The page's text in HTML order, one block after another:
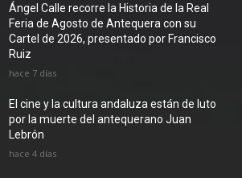
Ángel Calle recorre la Historia de la Real
Feria de Agosto de Antequera con su
Cartel de 2026, presentado por Francisco
Ruiz
hace 7 días
El cine y la cultura andaluza están de luto
por la muerte del antequerano Juan
Lebrón
hace 4 días